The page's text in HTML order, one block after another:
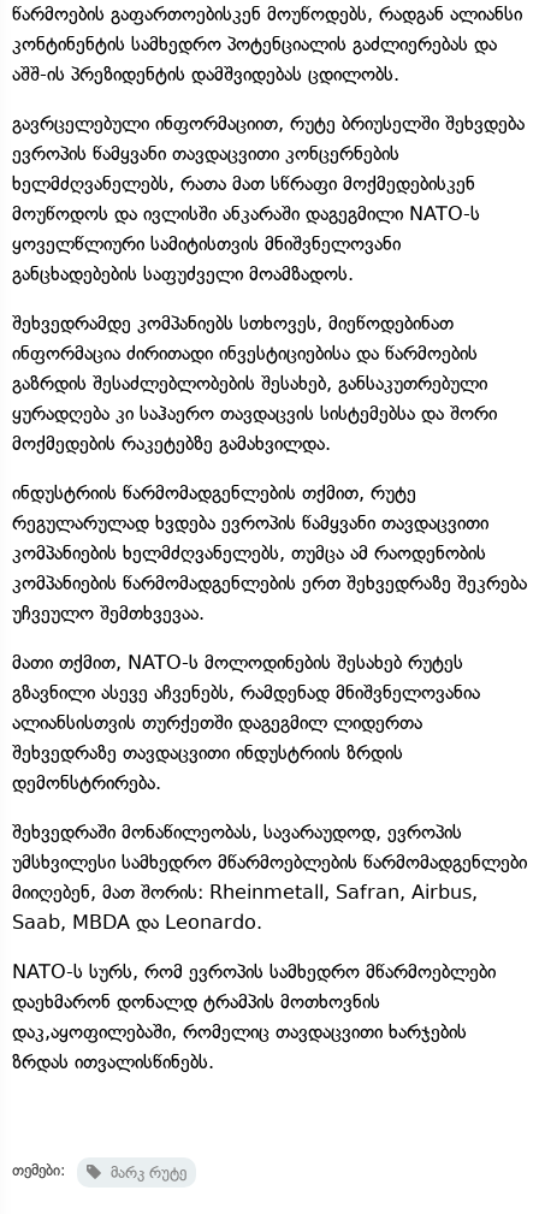
წარმოების გაფართოებისკენ მოუწოდებს, რადგან ალიანსი
კონტინენტის სამხედრო პოტენციალის გაძლიერებას და
აშშ-ის პრეზიდენტის დამშვიდებას ცდილობს.
გავრცელებული ინფორმაციით, რუტე ბრიუსელში შეხვდება
ევროპის წამყვანი თავდაცვითი კონცერნების
ხელმძღვანელებს, რათა მათ სწრაფი მოქმედებისკენ
მოუწოდოს და ივლისში ანკარაში დაგეგმილი NATO-ს
ყოველწლიური სამიტისთვის მნიშვნელოვანი
განცხადებების საფუძველი მოამზადოს.
შეხვედრამდე კომპანიებს სთხოვეს, მიეწოდებინათ
ინფორმაცია ძირითადი ინვესტიციებისა და წარმოების
გაზრდის შესაძლებლობების შესახებ, განსაკუთრებული
ყურადღება კი საჰაერო თავდაცვის სისტემებსა და შორი
მოქმედების რაკეტებზე გამახვილდა.
ინდუსტრიის წარმომადგენლების თქმით, რუტე
რეგულარულად ხვდება ევროპის წამყვანი თავდაცვითი
კომპანიების ხელმძღვანელებს, თუმცა ამ რაოდენობის
კომპანიების წარმომადგენლების ერთ შეხვედრაზე შეკრება
უჩვეულო შემთხვევაა.
მათი თქმით, NATO-ს მოლოდინების შესახებ რუტეს
გზავნილი ასევე აჩვენებს, რამდენად მნიშვნელოვანია
ალიანსისთვის თურქეთში დაგეგმილ ლიდერთა
შეხვედრაზე თავდაცვითი ინდუსტრიის ზრდის
დემონსტრირება.
შეხვედრაში მონაწილეობას, სავარაუდოდ, ევროპის
უმსხვილესი სამხედრო მწარმოებლების წარმომადგენლები
მიიღებენ, მათ შორის: Rheinmetall, Safran, Airbus,
Saab, MBDA და Leonardo.
NATO-ს სურს, რომ ევროპის სამხედრო მწარმოებლები
დაეხმარონ დონალდ ტრამპის მოთხოვნის
დაკ,აყოფილებაში, რომელიც თავდაცვითი ხარჯების
ზრდას ითვალისწინებს.
თემები: მარკ რუტე